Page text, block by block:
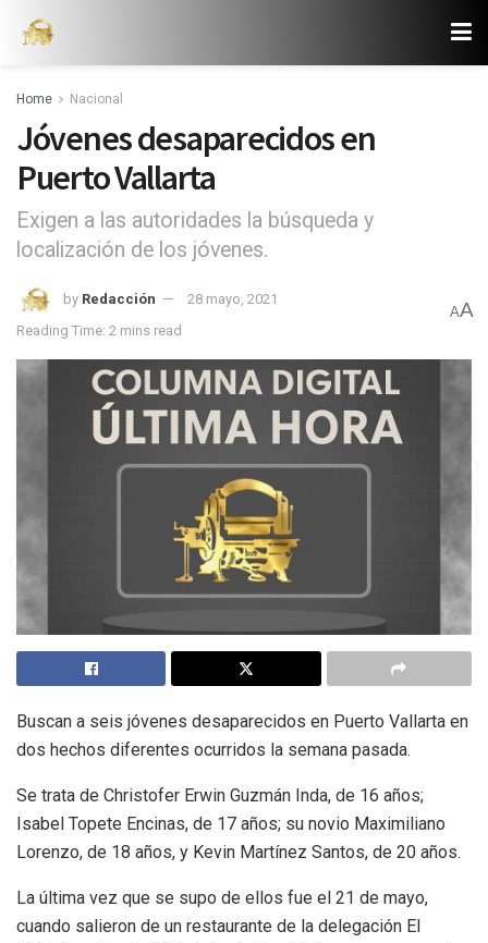
Home Nacional
Jóvenes desaparecidos en
Puerto Vallarta
Exigen a las autoridades la búsqueda y
localización de los jóvenes.
by Redacción
28 mayo, 2021
Reading Time: 2 mins read
AA
Buscan a seis jóvenes desaparecidos en Puerto Vallarta en
dos hechos diferentes ocurridos la semana pasada.
Se trata de Christofer Erwin Guzmán Inda, de 16 años;
Isabel Topete Encinas, de 17 años; su novio Maximiliano
Lorenzo, de 18 años, y Kevin Martínez Santos, de 20 años.
La última vez que se supo de ellos fue el 21 de mayo,
cuando salieron de un restaurante de la delegación El